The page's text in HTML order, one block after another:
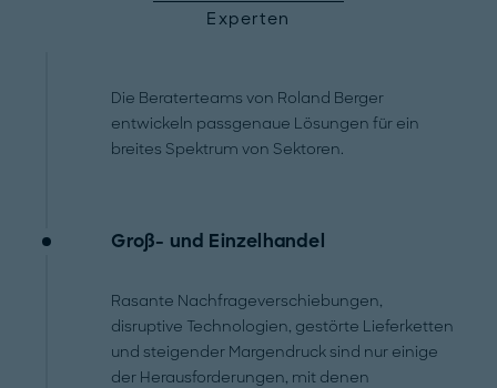
Experten
Die Beraterteams von Roland Berger
entwickeln passgenaue Lösungen für ein
breites Spektrum von Sektoren.
Groß- und Einzelhandel
Rasante Nachfrageverschiebungen,
disruptive Technologien, gestörte Lieferketten
und steigender Margendruck sind nur einige
der Herausforderungen, mit denen